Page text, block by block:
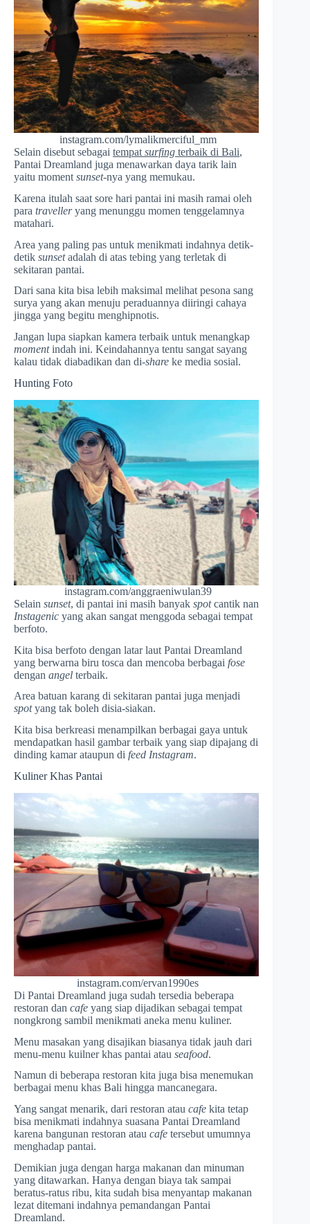
instagram.com/lymalikmerciful_mm
Selain disebut sebagai tempat surfing terbaik di Bali,
Pantai Dreamland juga menawarkan daya tarik lain
yaitu moment sunset-nya yang memukau.
Karena itulah saat sore hari pantai ini masih ramai oleh
para travelleryang menunggu momen tenggelamnya
matahari.
Area yang paling pas untuk menikmati indahnya detik-
detik sunsetadalah di atas tebing yang terletak di
sekitaran pantai.
Dari sana kita bisa lebih maksimal melihat pesona sang
surya yang akan menuju peraduannya diiringi cahaya
jingga yang begitu menghipnotis.
Jangan lupa siapkan kamera terbaik untuk menangkap
momentindah ini. Keindahannya tentu sangat sayang
kalau tidak diabadikan dan di-share ke media sosial.
Hunting Foto
instagram.com/anggraeniwulan39
Selain sunset, di pantai ini masih banyak spotcantik nan
Instagenic yang akan sangat menggoda sebagai tempat
berfoto.
Kita bisa berfoto dengan latar laut Pantai Dreamland
yang berwarna biru tosca dan mencoba berbagai fose
dengan angel terbaik.
Area batuan karang di sekitaran pantai juga menjadi
spotyang tak boleh disia-siakan.
Kita bisa berkreasi menampilkan berbagai gaya untuk
mendapatkan hasil gambar terbaik yang siap dipajang di
dinding kamar ataupun di feed Instagram.
Kuliner Khas Pantai
instagram.com/ervan1990es
Di Pantai Dreamland juga sudah tersedia beberapa
restoran dan cafe yang siap dijadikan sebagai tempat
nongkrong sambil menikmati aneka menu kuliner.
Menu masakan yang disajikan biasanya tidak jauh dari
menu-menu kuilner khas pantai atau seafood.
Namun di beberapa restoran kita juga bisa menemukan
berbagai menu khas Bali hingga mancanegara.
Yang sangat menarik, dari restoran atau cafe kita tetap
bisa menikmati indahnya suasana Pantai Dreamland
karena bangunan restoran atau cafe tersebut umumnya
menghadap pantai.
Demikian juga dengan harga makanan dan minuman
yang ditawarkan. Hanya dengan biaya tak sampai
beratus-ratus ribu, kita sudah bisa menyantap makanan
lezat ditemani indahnya pemandangan Pantai
Dreamland.